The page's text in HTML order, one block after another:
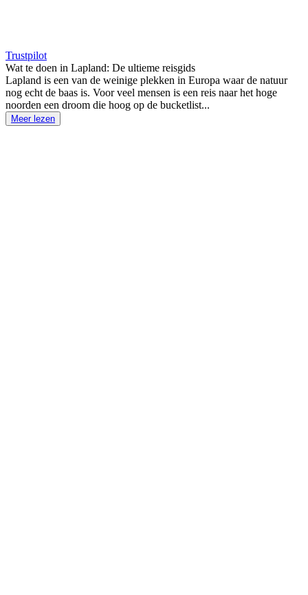
Trustpilot
Wat te doen in Lapland: De ultieme reisgids
Lapland is een van de weinige plekken in Europa waar de natuur
nog echt de baas is. Voor veel mensen is een reis naar het hoge
noorden een droom die hoog op de bucketlist...
Meer lezen